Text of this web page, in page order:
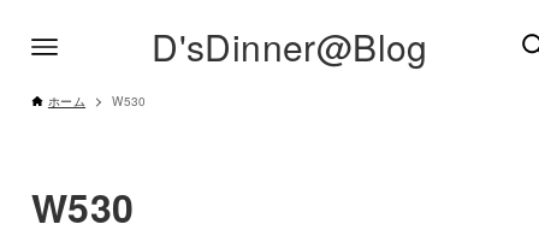
D'sDinner@Blog
ホーム W530
W530